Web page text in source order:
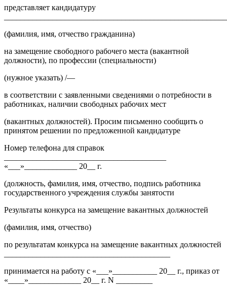
представляет кандидатуру
(фамилия, имя, отчество гражданина)
на замещение свободного рабочего места (вакантной
должности), по профессии (специальности)
(нужное указать) /—
в соответствии с заявленными сведениями о потребности в
работниках, наличии свободных рабочих мест
(вакантных должностей). Просим письменно сообщить о
принятом решении по предложенной кандидатуре
Номер телефона для справок
«___»_____________ 20__ г.
(должность, фамилия, имя, отчество, подпись работника
государственного учреждения службы занятости
Результаты конкурса на замещение вакантных должностей
(фамилия, имя, отчество)
по результатам конкурса на замещение вакантных должностей
принимается на работу с «___»___________ 20__ г., приказ от
«____»_____________ 20__ г. N _________